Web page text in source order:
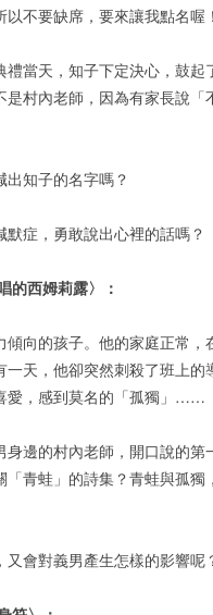
不要缺席，要來讓我點名喔
禮當天，知子下定決心，鼓起
是村內老師，因為有家長說「
出知子的名字嗎？
默症，勇敢說出心裡的話嗎？
的西姆莉露〉：
傾向的孩子。他的家庭正常，
一天，他卻突然刺殺了班上的
愛，感到莫名的「孤獨」……
身邊的村內老師，開口說的第
「青蛙」的詩集？青蛙與孤獨
又會對義男產生怎樣的影響呢